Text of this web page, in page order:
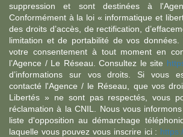
suppression et sont destinées à
Conformément à la loi « informatique et
des droits d’accès, de rectification,
limitation et de portabilité de vos données.
votre consentement à tout moment en
l’Agence / Le Réseau. Consultez le site
d’informations sur vos droits. Si vous
contacté l'Agence / le Réseau, que vos
Libertés » ne sont pas respectés, vous
réclamation à la CNIL. Nous vous
liste d'opposition au démarchage
laquelle vous pouvez vous inscrire ici :